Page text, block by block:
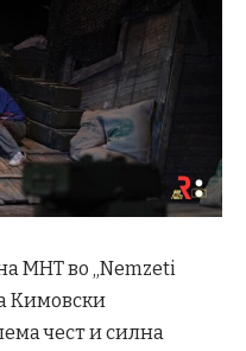
МНТ во „Nemzeti
Кимовски
чест и силна